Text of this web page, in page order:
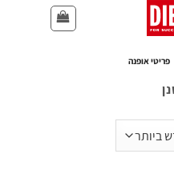
פריטי אופנה